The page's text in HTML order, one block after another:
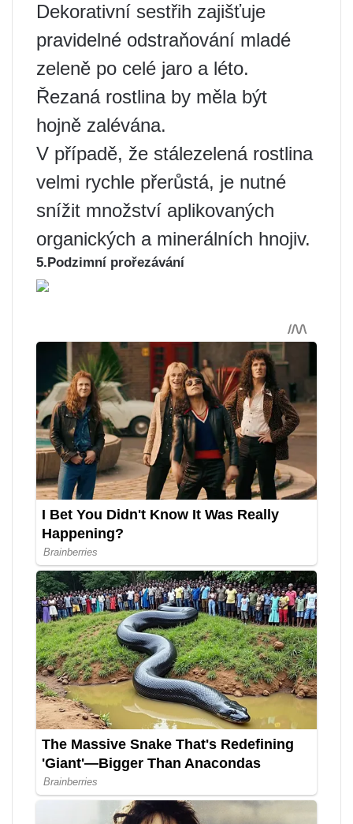
Dekorativní sestřih zajišťuje
pravidelné odstraňování mladé
zeleně po celé jaro a léto.
Řezaná rostlina by měla být
hojně zalévána.
V případě, že stálezelená rostlina
velmi rychle přerůstá, je nutné
snížit množství aplikovaných
organických a minerálních hnojiv.
5.Podzimní prořezávání